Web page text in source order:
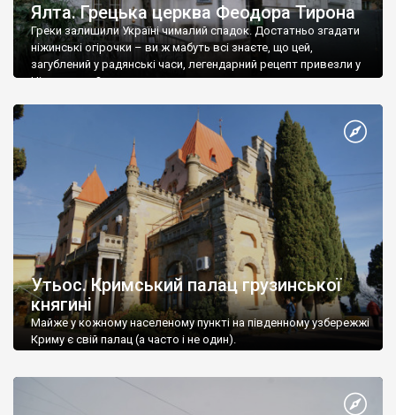
Ялта. Грецька церква Феодора Тирона
Греки залишили Україні чималий спадок. Достатньо згадати
ніжинські огірочки – ви ж мабуть всі знаєте, що цей,
загублений у радянські часи, легендарний рецепт привезли у
Ніжин греки?
Утьос. Кримський палац грузинської
княгині
Майже у кожному населеному пункті на південному узбережжі
Криму є свій палац (а часто і не один).